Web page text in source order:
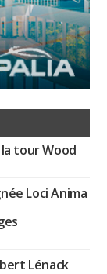
tour Wood
Loci Anima
Lénack